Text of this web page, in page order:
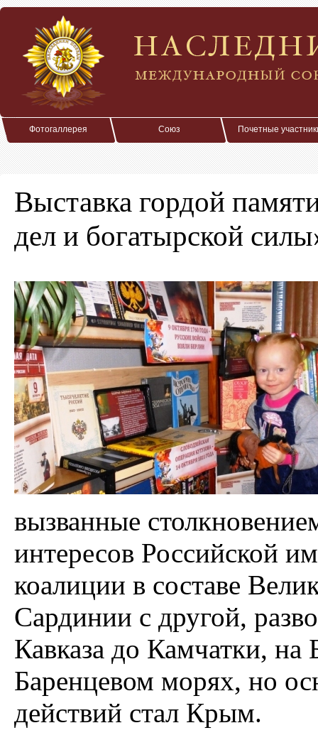
Фотогаллерея Союз Почетные
Выставка гордой
дел и богатырской
вызванные
интересов Российской
коалиции в составе
Сардинии с другой,
Кавказа до Камчатки,
Баренцевом морях, но
действий стал Крым.